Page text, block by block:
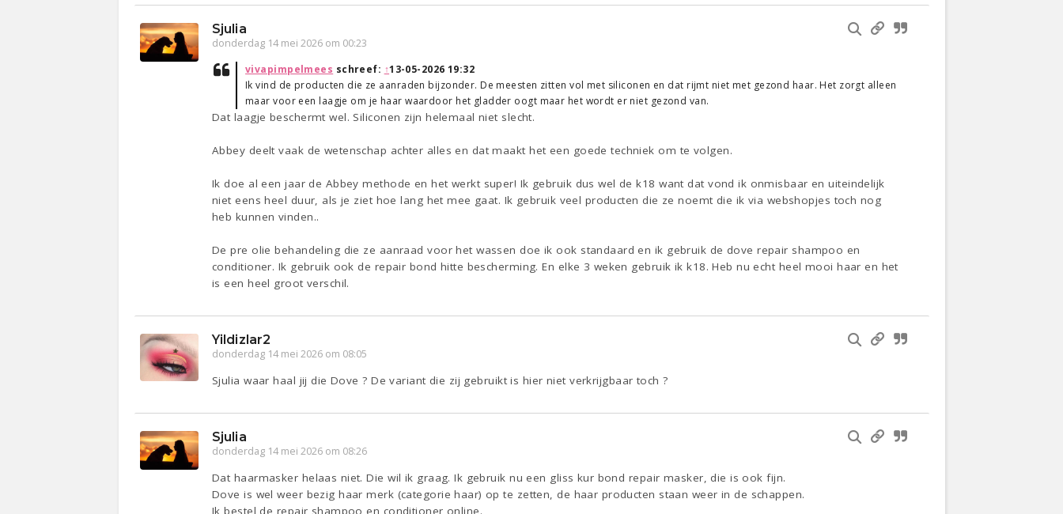
Sjulia
donderdag 14 mei 2026 om 00:23
vivapimpelmees schreef: ↑13-05-2026 19:32
Ik vind de producten die ze aanraden bijzonder. De meesten zitten vol met siliconen en dat rijmt niet met gezond haar. Het zorgt alleen
maar voor een laagje om je haar waardoor het gladder oogt maar het wordt er niet gezond van.
Dat laagje beschermt wel. Siliconen zijn helemaal niet slecht.
Abbey deelt vaak de wetenschap achter alles en dat maakt het een goede techniek om te volgen.
Ik doe al een jaar de Abbey methode en het werkt super! Ik gebruik dus wel de k18 want dat vond ik onmisbaar en uiteindelijk
niet eens heel duur, als je ziet hoe lang het mee gaat. Ik gebruik veel producten die ze noemt die ik via webshopjes toch nog
heb kunnen vinden..
De pre olie behandeling die ze aanraad voor het wassen doe ik ook standaard en ik gebruik de dove repair shampoo en
conditioner. Ik gebruik ook de repair bond hitte bescherming. En elke 3 weken gebruik ik k18. Heb nu echt heel mooi haar en het
is een heel groot verschil.
Yildizlar2
donderdag 14 mei 2026 om 08:05
Sjulia waar haal jij die Dove ? De variant die zij gebruikt is hier niet verkrijgbaar toch ?
Sjulia
donderdag 14 mei 2026 om 08:26
Dat haarmasker helaas niet. Die wil ik graag. Ik gebruik nu een gliss kur bond repair masker, die is ook fijn.
Dove is wel weer bezig haar merk (categorie haar) op te zetten, de haar producten staan weer in de schappen.
Ik bestel de repair shampoo en conditioner online.